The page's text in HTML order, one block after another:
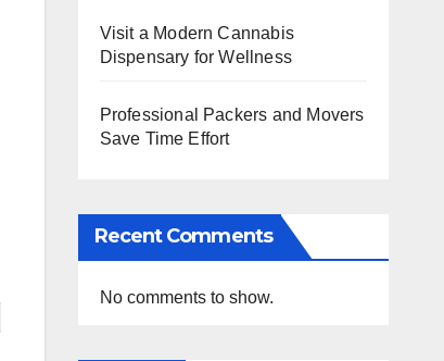
Visit a Modern Cannabis
Dispensary for Wellness
Professional Packers and Movers
Save Time Effort
Recent Comments
No comments to show.